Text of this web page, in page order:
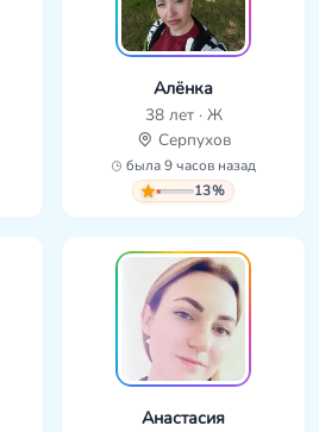
Алёнка
38 лет · Ж
Серпухов
была 9 часов назад
13%
Анастасия